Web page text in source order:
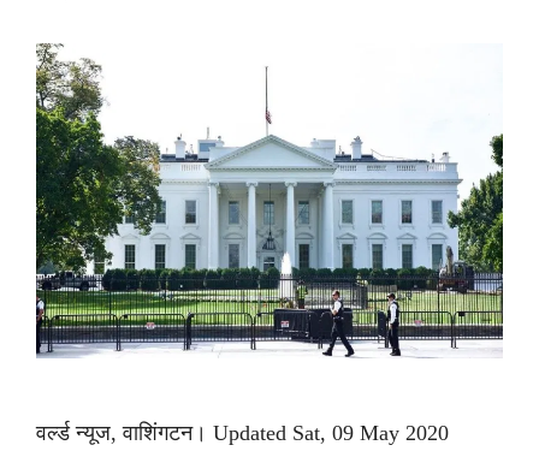
वर्ल्ड न्यूज, वाशिंगटन। Updated Sat, 09 May 2020